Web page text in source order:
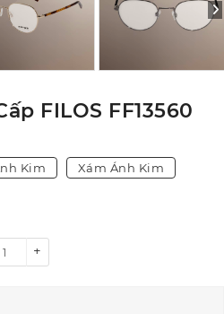
FILOS FF13560
Kim Xám Ánh Kim
+